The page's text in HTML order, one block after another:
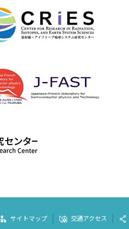
サイトマップ 交通アクセス